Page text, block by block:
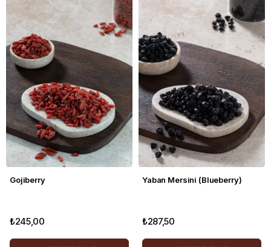
Gojiberry
₺245,00
Yaban Mersini (Blueberry)
₺287,50